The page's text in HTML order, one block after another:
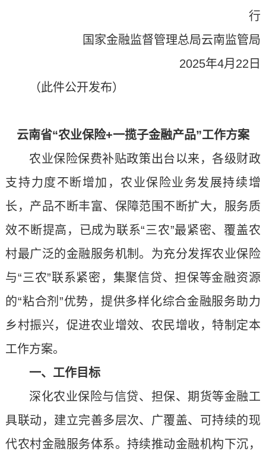
行
国家金融监督管理总局云南监管局
2025年4月22日
（此件公开发布）
云南省“农业保险+一揽子金融产品”工作方案
农业保险保费补贴政策出台以来，各级财政
支持力度不断增加，农业保险业务发展持续增
长，产品不断丰富、保障范围不断扩大，服务质
效不断提高，已成为联系“三农”最紧密、覆盖农
村最广泛的金融服务机制。为充分发挥农业保险
与“三农”联系紧密，集聚信贷、担保等金融资源
的“粘合剂”优势，提供多样化综合金融服务助力
乡村振兴，促进农业增效、农民增收，特制定本
工作方案。
一、工作目标
深化农业保险与信贷、担保、期货等金融工
具联动，建立完善多层次、广覆盖、可持续的现
代农村金融服务体系。持续推动金融机构下沉，